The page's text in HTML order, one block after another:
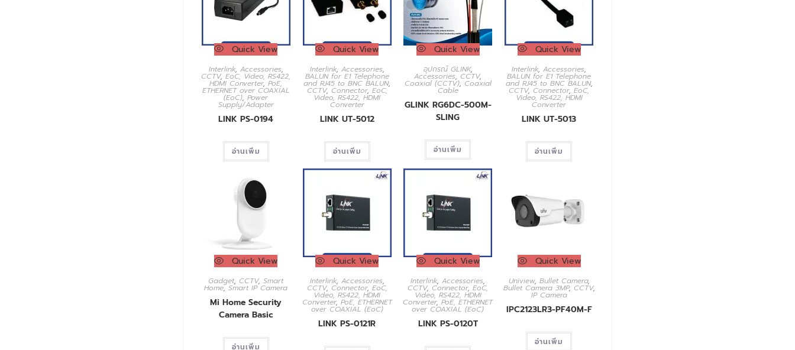
Quick View
Interlink, Accessories,
CCTV,EoC, Video, RS422,
HDMI Converter,PoE,
ETHERNET over COAXIAL
(EoC),Power
Supply/Adapter
LINK PS-0194
อ่านเพิ่ม
Quick View
Interlink, Accessories,
BALUN for E1 Telephone
and RJ45 to BNC BALUN,
CCTV, Connector, EoC,
Video, RS422, HDMI
Converter
LINK UT-5012
อ่านเพิ่ม
Quick View
อุปกรณ์ GLINK,
Accessories, CCTV,
Coaxial (CCTV), Coaxial
Cable
GLINK RG6DC-500M-
SLING
อ่านเพิ่ม
Quick View
Interlink,Accessories,
BALUN for E1 Telephone
and RJ45 to BNC BALUN,
CCTV, Connector,EoC,
Video, RS422, HDMI
Converter
LINK UT-5013
อ่านเพิ่ม
Quick View
Gadget, CCTV,Smart
Home,Smart IP Camera
Mi Home Security
Camera Basic
อ่านเพิ่ม
Quick View
Interlink, Accessories,
CCTV, Connector, EoC,
Video, RS422, HDMI
Converter, PoE, ETHERNET
over COAXIAL (EoC)
LINK PS-0121R
Quick View
Interlink,Accessories,
CCTV, Connector,EoC,
Video, RS422, HDMI
Converter,PoE, ETHERNET
over COAXIAL (EoC)
LINK PS-0120T
Quick View
Uniview, Bullet Camera,
Bullet Camera 3MP, CCTV,
IP Camera
IPC2123LR3-PF40M-F
อ่านเพิ่ม